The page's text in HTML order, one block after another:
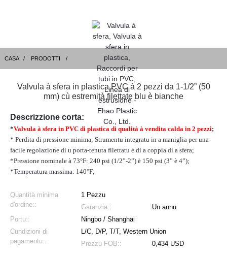
CASA PRODOTTI
Valvula à sfera in plastica PVC à 2 pezzi da 1-1/2” (50
mm) cù estremità filettate blu è bianche
Descrizzione corta:
*Valvula à sfera in PVC di plastica di qualità à vendita calda in 2 pezzi;
* Perdita di pressione minima; Strumentu integratu in a maniglia per una
facile regolazione di u porta-tenuta filettatu è di a coppia di a sfera;
*Pressione nominale à 73°F: 240 psi (1/2”-2”) è 150 psi (3” è 4”);
*Temperatura massima: 140°F;
Quantità minima
d'ordine::
1 Pezzu
Garanzia::
Un annu
Portu::
Ningbo / Shanghai
Cundizioni di
pagamentu::
L/C, D/P, T/T, Western Union
Prezzu FOB::
0,434 USD